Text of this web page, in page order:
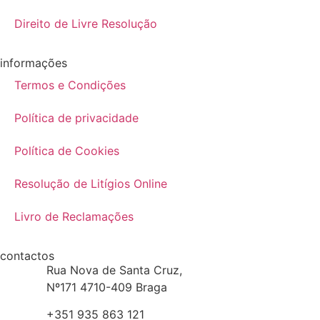
Direito de Livre Resolução
informações
Termos e Condições
Política de privacidade
Política de Cookies
Resolução de Litígios Online
Livro de Reclamações
contactos
Rua Nova de Santa Cruz,
Nº171 4710-409 Braga
+351 935 863 121